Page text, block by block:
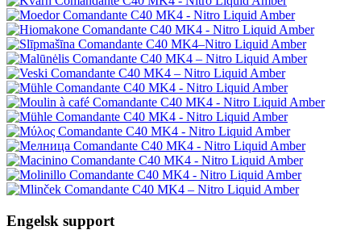
Engelsk support